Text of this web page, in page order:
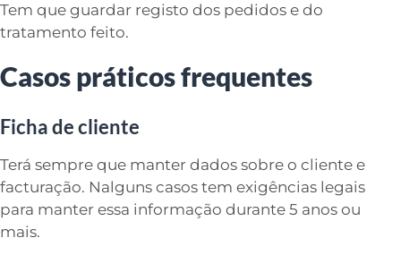
Tem que guardar registo dos pedidos e do
tratamento feito.
Casos práticos frequentes
Ficha de cliente
Terá sempre que manter dados sobre o cliente e
facturação. Nalguns casos tem exigências legais
para manter essa informação durante 5 anos ou
mais.